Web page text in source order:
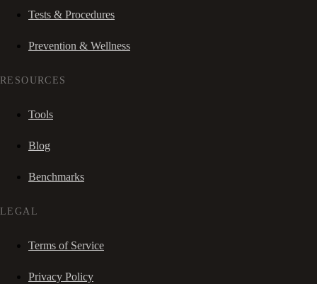
Tests & Procedures
Prevention & Wellness
RESOURCES
Tools
Blog
Benchmarks
LEGAL
Terms of Service
Privacy Policy